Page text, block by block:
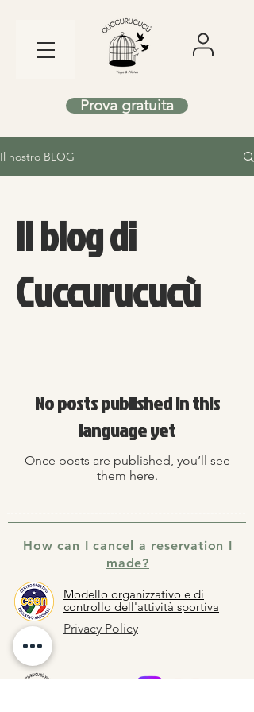
Prova gratuita
Il nostro BLOG
Il blog di
Cuccurucucù
No posts published in this
language yet
Once posts are published, you’ll see
them here.
How can I cancel a reservation I
made?
Modello organizzativo e di
controllo dell'attività sportiva
Privacy Policy